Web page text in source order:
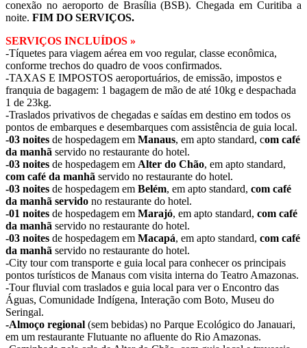
conexão no aeroporto de Brasília (BSB). Chegada em Curitiba a
noite. FIM DO SERVIÇOS.
SERVIÇOS INCLUÍDOS »
-Tíquetes para viagem aérea em voo regular, classe econômica,
conforme trechos do quadro de voos confirmados.
-TAXAS E IMPOSTOS aeroportuários, de emissão, impostos e
franquia de bagagem: 1 bagagem de mão de até 10kg e despachada
1 de 23kg.
-Traslados privativos de chegadas e saídas em destino em todos os
pontos de embarques e desembarques com assistência de guia local.
-03 noites de hospedagem em Manaus, em apto standard, com café
da manhã servido no restaurante do hotel.
-03 noites de hospedagem em Alter do Chão, em apto standard,
com café da manhã servido no restaurante do hotel.
-03 noites de hospedagem em Belém, em apto standard, com café
da manhã servido no restaurante do hotel.
-01 noites de hospedagem em Marajó, em apto standard, com café
da manhã servido no restaurante do hotel.
-03 noites de hospedagem em Macapá, em apto standard, com café
da manhã servido no restaurante do hotel.
-City tour com transporte e guia local para conhecer os principais
pontos turísticos de Manaus com visita interna do Teatro Amazonas.
-Tour fluvial com traslados e guia local para ver o Encontro das
Águas, Comunidade Indígena, Interação com Boto, Museu do
Seringal.
-Almoço regional (sem bebidas) no Parque Ecológico do Janauari,
em um restaurante Flutuante no afluente do Rio Amazonas.